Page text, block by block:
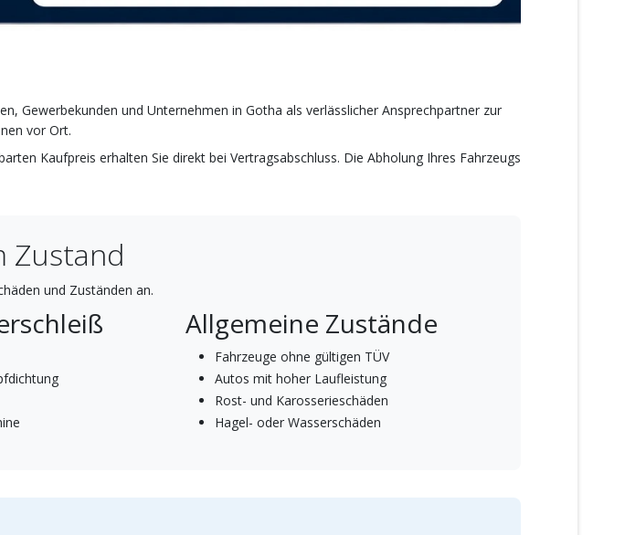
Gewerbekunden und Unternehmen in Gotha als verlässlicher Ansprechpartner zur
vor Ort.
Kaufpreis erhalten Sie direkt bei Vertragsabschluss. Die Abholung Ihres Fahrzeugs
Zustand
und Zuständen an.
Allgemeine Zustände
Fahrzeuge ohne gültigen TÜV
Autos mit hoher Laufleistung
Rost- und Karosserieschäden
Hagel- oder Wasserschäden